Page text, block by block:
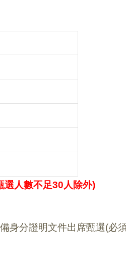
人數不足30人除外)
身分證明文件出席甄選(必